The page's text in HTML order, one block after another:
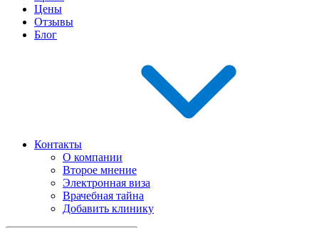
Цены
Отзывы
Блог
Контакты
О компании
Второе мнение
Электронная виза
Врачебная тайна
Добавить клинику